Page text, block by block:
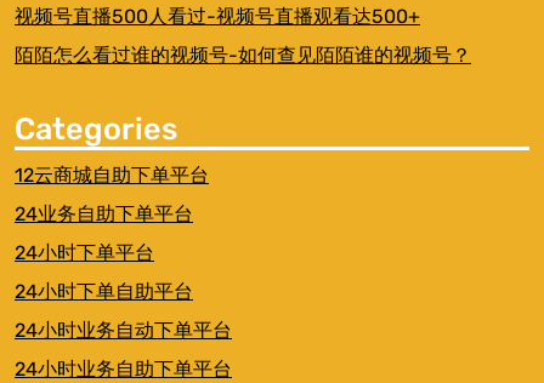
视频号直播500人看过-视频号直播观看达500+
陌陌怎么看过谁的视频号-如何查见陌陌谁的视频号？
Categories
12云商城自助下单平台
24业务自助下单平台
24小时下单平台
24小时下单自助平台
24小时业务自动下单平台
24小时业务自助下单平台